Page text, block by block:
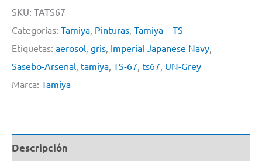
(Sasebo
Arsenal)
#
TS67
Imperial
cantidad
SKU: TATS67
Categorías: Tamiya, Pinturas, Tamiya – TS -
Etiquetas: aerosol, gris, Imperial Japanese Navy,
Sasebo-Arsenal, tamiya, TS-67, ts67, UN-Grey
Marca: Tamiya
Descripción